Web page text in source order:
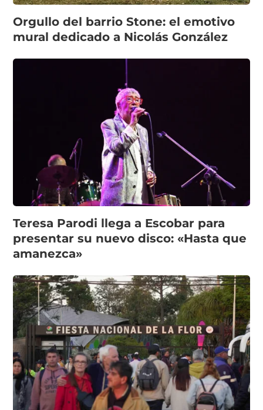
Orgullo del barrio Stone: el emotivo
mural dedicado a Nicolás González
Teresa Parodi llega a Escobar para
presentar su nuevo disco: «Hasta que
amanezca»